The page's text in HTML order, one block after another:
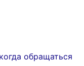
обращаться